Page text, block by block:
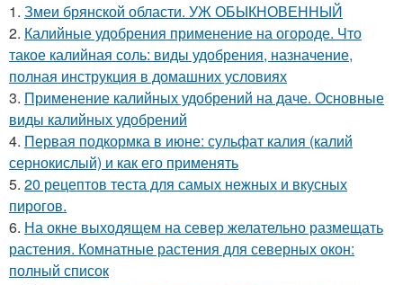
1. Змеи брянской области. УЖ ОБЫКНОВЕННЫЙ
2. Калийные удобрения применение на огороде. Что
такое калийная соль: виды удобрения, назначение,
полная инструкция в домашних условиях
3. Применение калийных удобрений на даче. Основные
виды калийных удобрений
4. Первая подкормка в июне: сульфат калия (калий
сернокислый) и как его применять
5. 20 рецептов теста для самых нежных и вкусных
пирогов.
6. На окне выходящем на север желательно размещать
растения. Комнатные растения для северных окон:
полный список